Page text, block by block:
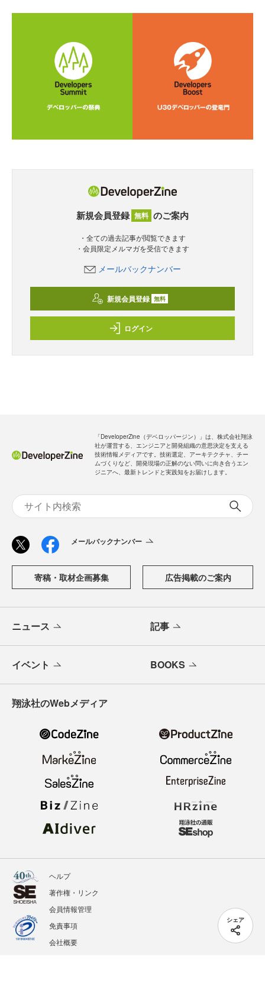
シェア
新規会員登録 無料 のご案内
・全ての過去記事が閲覧できます
・会員限定メルマガを受信できます
メールバックナンバー
新規会員登録 無料
ログイン
「DeveloperZine（デベロッパージン）」は、株式会社翔泳
社が運営する、エンジニアと開発組織の意思決定を支える
技術情報メディアです。技術選定、アーキテクチャ、チー
ムづくりなど、開発現場の正解のない問いに向き合うエン
ジニアへ、最新トレンドと実践知をお届けします。
メールバックナンバー
寄稿・取材企画募集 広告掲載のご案内
ニュース 記事
イベント BOOKS
翔泳社のWebメディア
ヘルプ
著作権・リンク
会員情報管理
免責事項
会社概要